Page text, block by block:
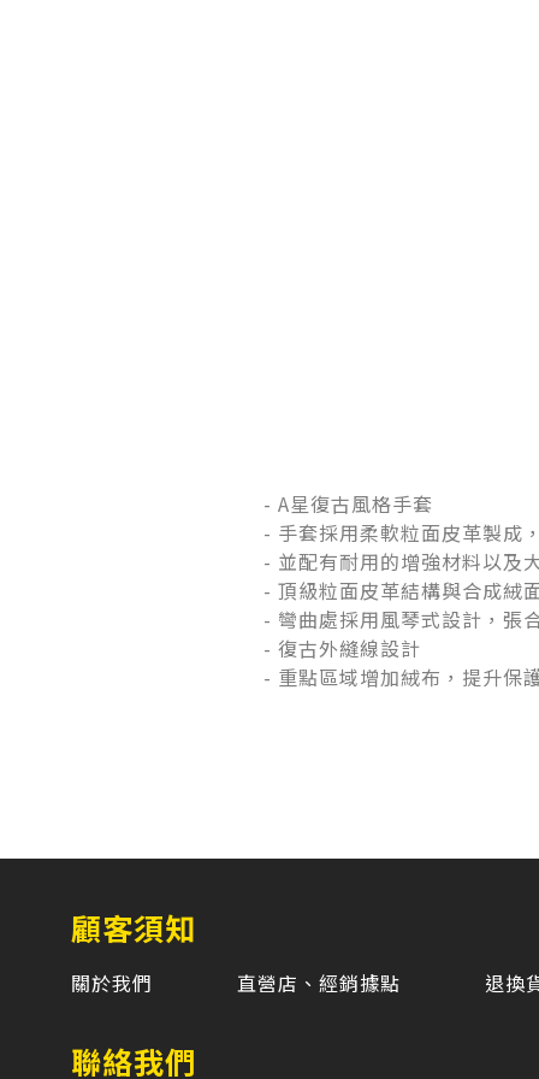
- A星復古風格手套
- 手套採用柔軟粒面皮革製成
- 並配有耐用的增強材料以及
- 頂級粒面皮革結構與合成絨
- 彎曲處採用風琴式設計，張
- 復古外縫線設計
- 重點區域增加絨布，提升保
顧客須知
關於我們 直營店、經銷據點 退換
聯絡我們